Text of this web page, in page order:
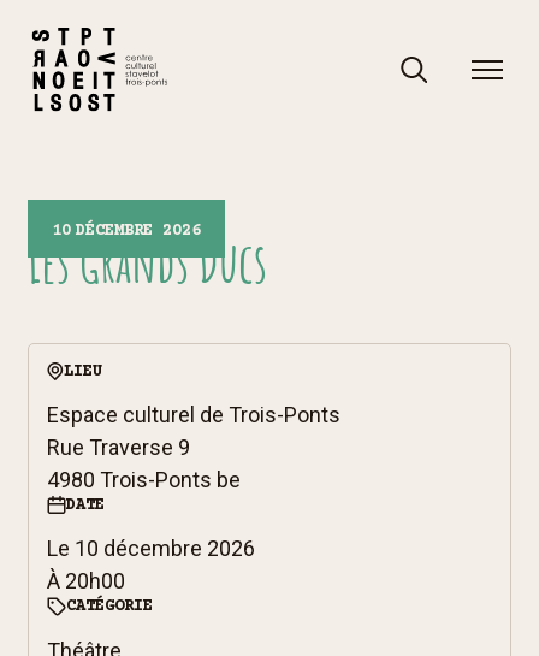
content
Rechercher
Rechercher
Les Grands Ducs
10 DÉCEMBRE 2026
CATÉGORIE
Théâtre
LIEU
Espace culturel de Trois-Ponts
Rue Traverse 9
4980 Trois-Ponts be
DATE
Le 10 décembre 2026
À 20h00